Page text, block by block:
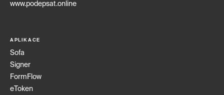
www.podepsat.online
APLIKACE
Sofa
Signer
FormFlow
eToken